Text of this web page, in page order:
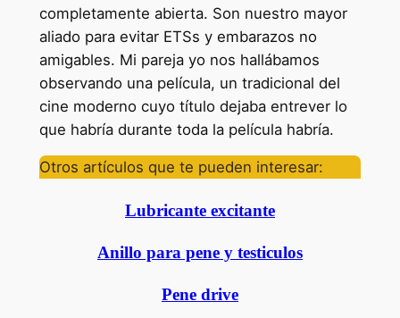
completamente abierta. Son nuestro mayor
aliado para evitar ETSs y embarazos no
amigables. Mi pareja yo nos hallábamos
observando una película, un tradicional del
cine moderno cuyo título dejaba entrever lo
que habría durante toda la película habría.
Otros artículos que te pueden interesar:
Lubricante excitante
Anillo para pene y testiculos
Pene drive